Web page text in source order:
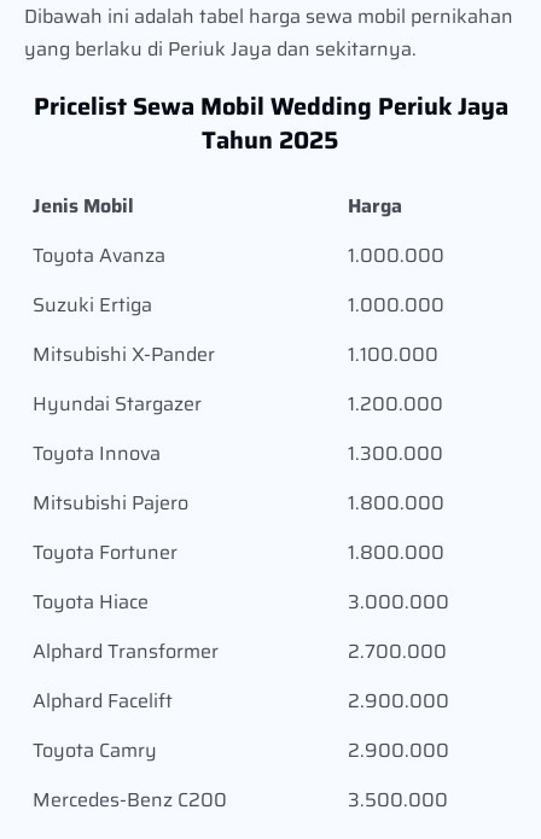
Dibawah ini adalah tabel harga sewa mobil pernikahan
yang berlaku di Periuk Jaya dan sekitarnya.
Pricelist Sewa Mobil Wedding Periuk Jaya
Tahun 2025
Jenis Mobil
Harga
Toyota Avanza
1.000.000
Suzuki Ertiga
1.000.000
Mitsubishi X-Pander
1.100.000
Hyundai Stargazer
1.200.000
Toyota Innova
1.300.000
Mitsubishi Pajero
1.800.000
Toyota Fortuner
1.800.000
Toyota Hiace
3.000.000
Alphard Transformer
2.700.000
Alphard Facelift
2.900.000
Toyota Camry
2.900.000
Mercedes-Benz C200
3.500.000